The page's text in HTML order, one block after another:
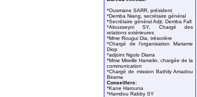
*Ousmane SARR, président
*Demba Niang, secrétaire général
*Secrétaire général Adjt; Demba Fall
*Alousseyni SY, Chargé des
relations extérieures
*Mme Rougui Dia, trésorière
*Chargé de l’organisation Mariame
Diop
*adjoint Ngolo Diarra
*Mme Mireille Hamelin, chargée de la
communication
*Chargé de mission Bathily Amadou
Birama
Conseillers:
*Kane Harouna
*Hamdou Rabby SY